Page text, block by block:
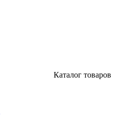
Каталог товаров